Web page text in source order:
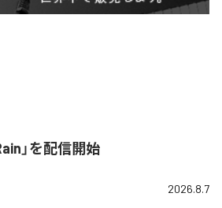
」を配信開始
2026.8.7